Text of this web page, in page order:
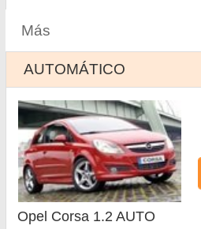
Más
AUTOMÁTICO
Opel Corsa 1.2 AUTO